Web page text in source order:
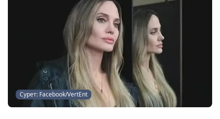
Сурет: Facebook/VertEnt